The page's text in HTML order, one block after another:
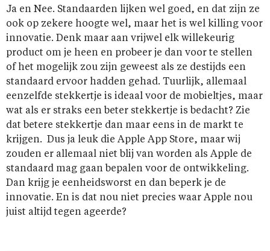
Ja en Nee. Standaarden lijken wel goed, en dat zijn ze
ook op zekere hoogte wel, maar het is wel killing voor
innovatie. Denk maar aan vrijwel elk willekeurig
product om je heen en probeer je dan voor te stellen
of het mogelijk zou zijn geweest als ze destijds een
standaard ervoor hadden gehad. Tuurlijk, allemaal
eenzelfde stekkertje is ideaal voor de mobieltjes, maar
wat als er straks een beter stekkertje is bedacht? Zie
dat betere stekkertje dan maar eens in de markt te
krijgen. Dus ja leuk die Apple App Store, maar wij
zouden er allemaal niet blij van worden als Apple de
standaard mag gaan bepalen voor de ontwikkeling.
Dan krijg je eenheidsworst en dan beperk je de
innovatie. En is dat nou niet precies waar Apple nou
juist altijd tegen ageerde?